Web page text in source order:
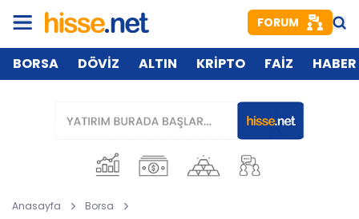
FORUM
BORSA DÖVİZ ALTIN KRİPTO FAİZ HABER
Anasayfa Borsa